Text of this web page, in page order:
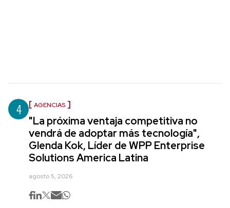
4 AGENCIAS
"La próxima ventaja competitiva no
vendrá de adoptar más tecnología",
Glenda Kok, Líder de WPP Enterprise
Solutions America Latina
agosto 5, 2026